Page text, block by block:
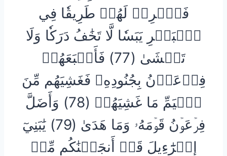
فَٱضۡرِبۡ لَهُمۡ طَرِيقٗا فِي
ٱلۡبَحۡرِ يَبَسٗا لَّا تَخَٰفُ دَرَكٗا وَلَا
تَخۡشَىٰ (77) فَأَتۡبَعَهُمۡ
فِرۡعَوۡنُ بِجُنُودِهِۦ فَغَشِيَهُم مِّنَ
ٱلۡيَمِّ مَا غَشِيَهُمۡ (78) وَأَضَلَّ
فِرۡعَوۡنُ قَوۡمَهُۥ وَمَا هَدَىٰ (79) يَٰبَنِيٓ
إِسۡرَٰٓءِيلَ قَدۡ أَنجَيۡنَٰكُم مِّنۡ